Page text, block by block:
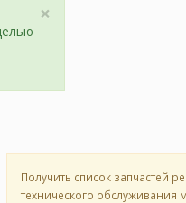
×
Получить список запчастей
технического обслуживания